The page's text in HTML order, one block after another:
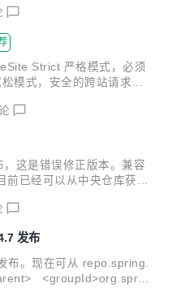
strategy 属性的名称不
部署到 Servlet 3.
映射 "test" ...
Strict 严格模式，必须
模式，安全的跨站请求可
Reactive Session 个性化
文章 Spring Boot 2.3 新特
这是错误修正版本。兼容
已经可以从中央仓库获
发布
布。现在可从 repo.spring.
<groupId>org.sprin